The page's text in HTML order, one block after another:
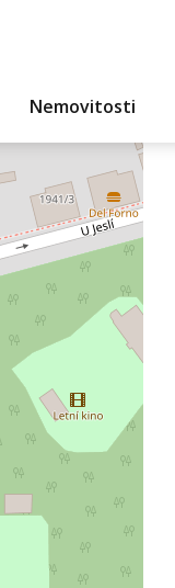
Nemovitosti